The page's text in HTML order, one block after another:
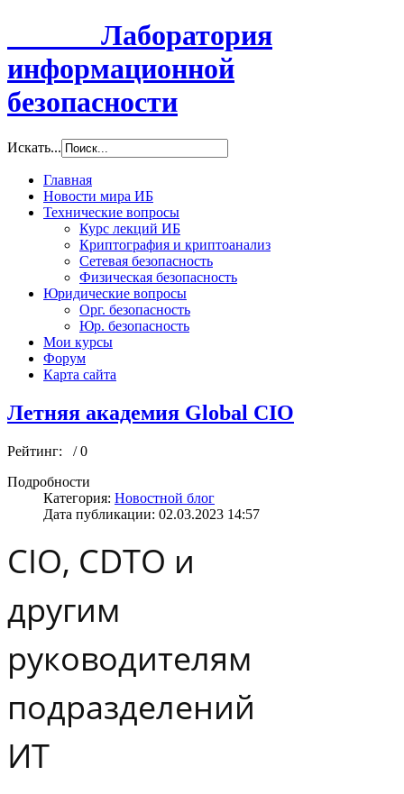
Лаборатория
информационной
безопасности
Искать...
Главная
Новости мира ИБ
Технические вопросы
Курс лекций ИБ
Криптография и криптоанализ
Сетевая безопасность
Физическая безопасность
Юридические вопросы
Орг. безопасность
Юр. безопасность
Мои курсы
Форум
Карта сайта
Летняя академия Global CIO
Рейтинг:
/ 0
Подробности
Категория: Новостной блог
Дата публикации: 02.03.2023 14:57
CIO, CDTO и
другим
руководителям
подразделений
ИТ